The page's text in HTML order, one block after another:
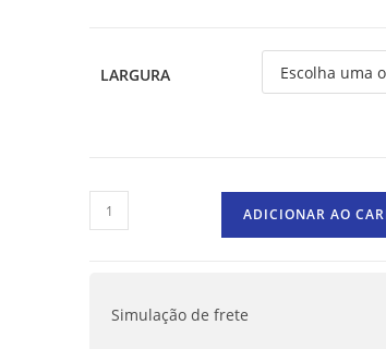
LARGURA
ADICIONAR AO
Simulação de frete